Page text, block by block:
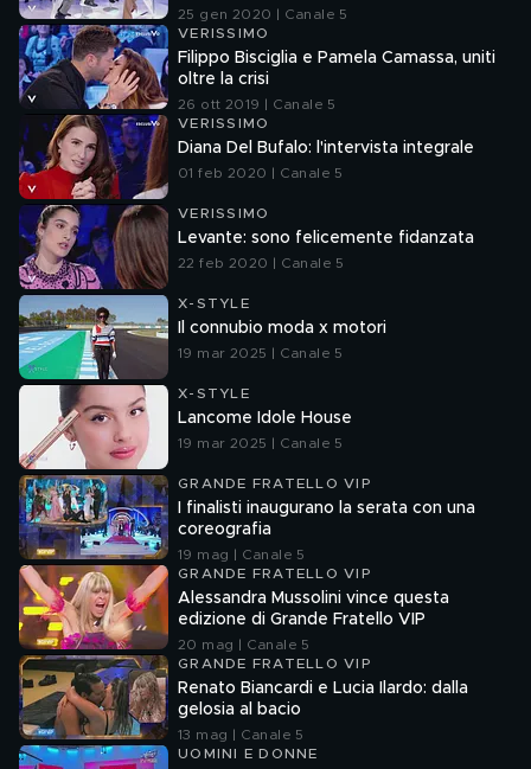
25 gen 2020 | Canale 5
VERISSIMO
Filippo Bisciglia e Pamela Camassa, uniti
oltre la crisi
26 ott 2019 | Canale 5
VERISSIMO
Diana Del Bufalo: l'intervista integrale
01 feb 2020 | Canale 5
VERISSIMO
Levante: sono felicemente fidanzata
22 feb 2020 | Canale 5
X-STYLE
Il connubio moda x motori
19 mar 2025 | Canale 5
X-STYLE
Lancome Idole House
19 mar 2025 | Canale 5
GRANDE FRATELLO VIP
I finalisti inaugurano la serata con una
coreografia
19 mag | Canale 5
GRANDE FRATELLO VIP
Alessandra Mussolini vince questa
edizione di Grande Fratello VIP
20 mag | Canale 5
GRANDE FRATELLO VIP
Renato Biancardi e Lucia Ilardo: dalla
gelosia al bacio
13 mag | Canale 5
UOMINI E DONNE